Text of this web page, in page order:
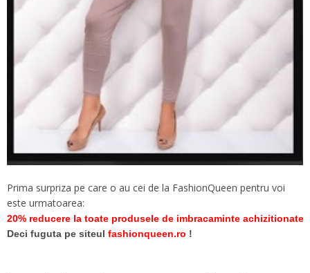
Prima surpriza pe care o au cei de la FashionQueen pentru voi
este urmatoarea:
20% reducere la toate produsele de imbracaminte achizitionate
Deci fuguta pe siteul fashionqueen.ro !